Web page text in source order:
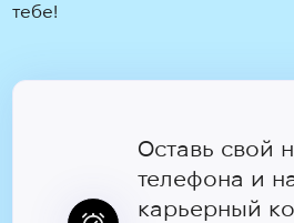
тебе!
Оставь свой
телефона и
карьерный